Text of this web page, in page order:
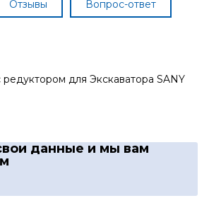
Отзывы Вопрос-ответ
для Экскаватора SANY
данные и мы вам